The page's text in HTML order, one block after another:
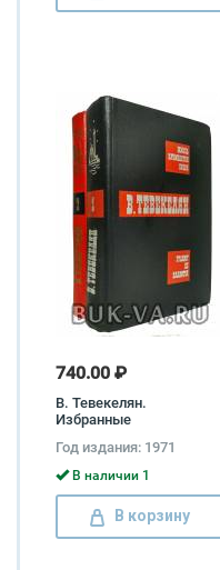
740.00 ₽
В. Тевекелян.
Избранные
(комплект) Варткес
Тевекелян
Год издания: 1971
В наличии 1
В корзину